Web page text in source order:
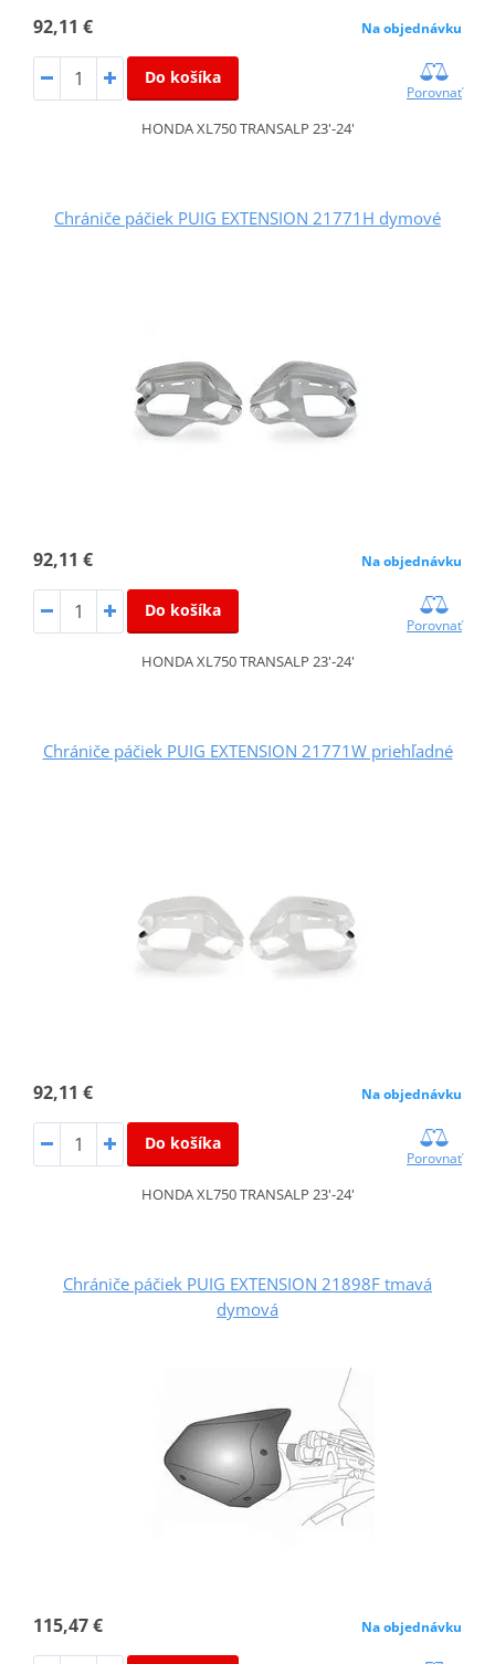
92,11 € Na objednávku
Do košíka
Porovnať
HONDA XL750 TRANSALP 23'-24'
Chrániče páčiek PUIG EXTENSION 21771H dymové
92,11 € Na objednávku
Do košíka
Porovnať
HONDA XL750 TRANSALP 23'-24'
Chrániče páčiek PUIG EXTENSION 21771W priehľadné
92,11 € Na objednávku
Do košíka
Porovnať
HONDA XL750 TRANSALP 23'-24'
Chrániče páčiek PUIG EXTENSION 21898F tmavá
dymová
115,47 € Na objednávku